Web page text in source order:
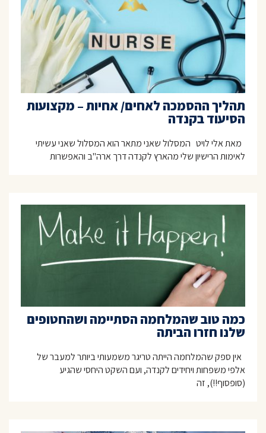
תהליך ההסמכה לאחים/ אחיות – מקצועות
הסיעוד בקנדה
מאת אלי לויט המסלול שאני מתאר הוא המסלול שאני עשיתי
לאימות הרישיון שלי מהארץ לקנדה דרך ארה"ב והאפשרות
כמה טוב שהמלחמה הסתיימה ושהחטופים
שלנו חזרו הביתה
אין ספק שהמלחמה הייתה טריגר משמעותי ביותר למעבר של
אלפי משפחות ויחידים לקנדה, ועם השקט היחסי שהגיע
(סופסוף!!), זה